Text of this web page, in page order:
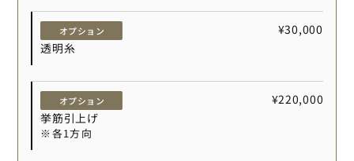
オプション
透明糸
¥30,000
オプション
挙筋引上げ
※各1方向
¥220,000